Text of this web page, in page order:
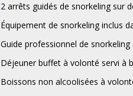
2 arrêts guidés de snorkeling sur
Équipement de snorkeling inclus
Guide professionnel de snorkeling
Déjeuner buffet à volonté servi à
Boissons non alcoolisées à